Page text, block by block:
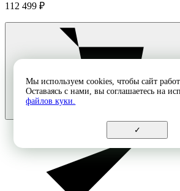
112 499 ₽
Мы используем cookies, чтобы сайт
Оставаясь с нами, вы соглашаетесь на
файлов куки.
✓